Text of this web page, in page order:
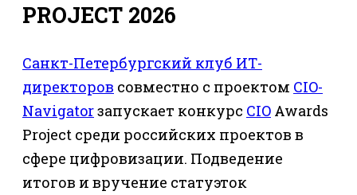
PROJECT 2026
Санкт-Петербургский клуб ИТ-
директоров совместно с проектом CIO-
Navigatorзапускает конкурс CIO Awards
Project среди российских проектов в
сфере цифровизации. Подведение
итогов и вручение статуэток